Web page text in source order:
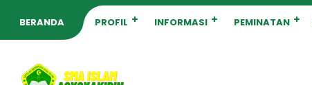
BERANDA PROFIL INFORMASI PEMINATAN